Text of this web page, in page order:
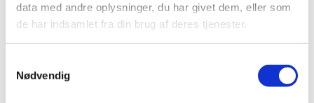
data med andre oplysninger, du har givet dem, eller som
de har indsamlet fra din brug af deres tjenester.
Nødvendig
sang og smil.